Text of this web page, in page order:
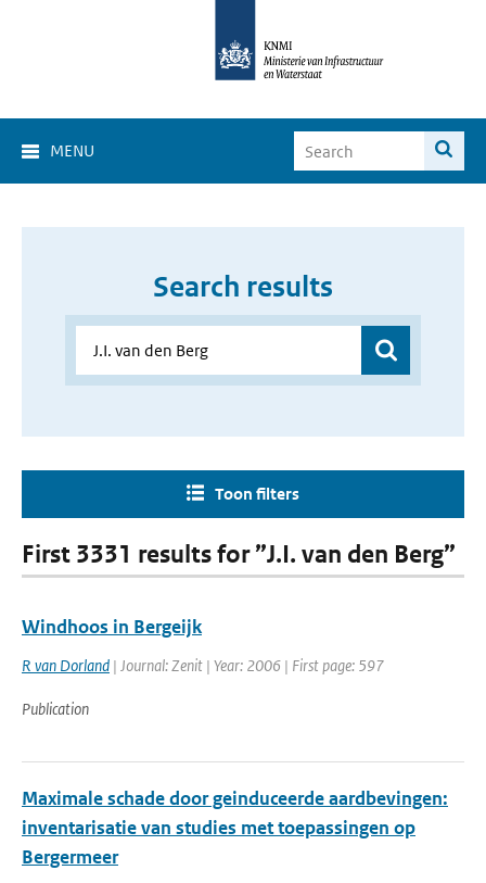
MENU
Search results
Toon filters
First 3331 results for ”J.I. van den Berg”
Windhoos in Bergeijk
R van Dorland | Journal: Zenit | Year: 2006 | First page: 597
Publication
Maximale schade door geinduceerde aardbevingen:
inventarisatie van studies met toepassingen op
Bergermeer